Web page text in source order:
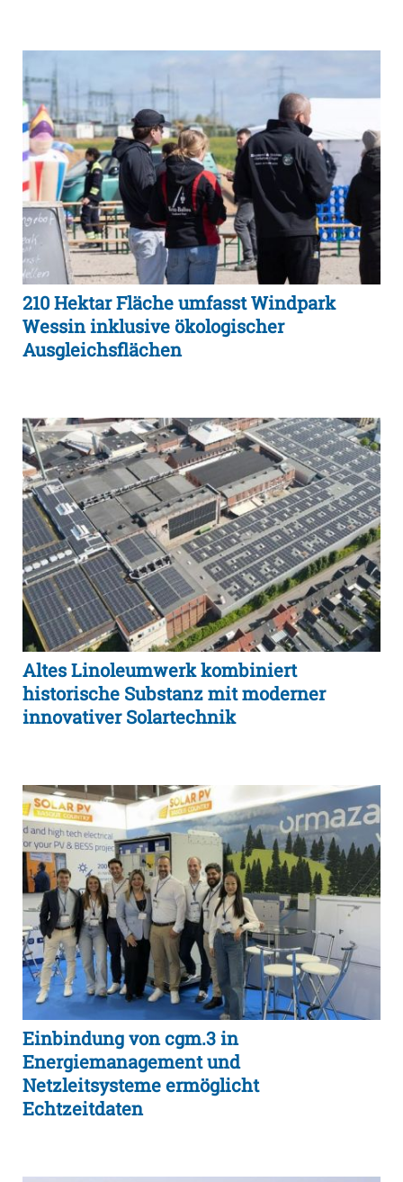
210 Hektar Fläche umfasst Windpark
Wessin inklusive ökologischer
Ausgleichsflächen
Altes Linoleumwerk kombiniert
historische Substanz mit moderner
innovativer Solartechnik
Einbindung von cgm.3 in
Energiemanagement und
Netzleitsysteme ermöglicht
Echtzeitdaten